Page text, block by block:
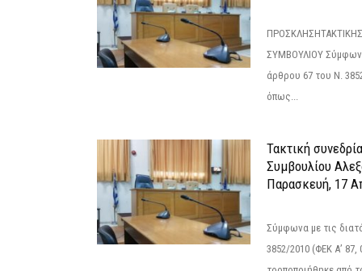
ΣΥΜΒΟΥΛΙΟΥ
άρθρου 67 του Ν.
όπως...
Τακτική
Συμβουλίου
Παρασκευή, 17
Σύμφωνα με τις
3852/2010 (ΦΕΚ Α’ 87,